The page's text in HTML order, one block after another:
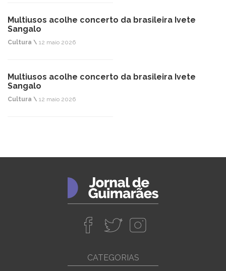
Multiusos acolhe concerto da brasileira Ivete
Sangalo
Cultura \ 12 maio 2026
Multiusos acolhe concerto da brasileira Ivete
Sangalo
Cultura \ 12 maio 2026
CATEGORIAS